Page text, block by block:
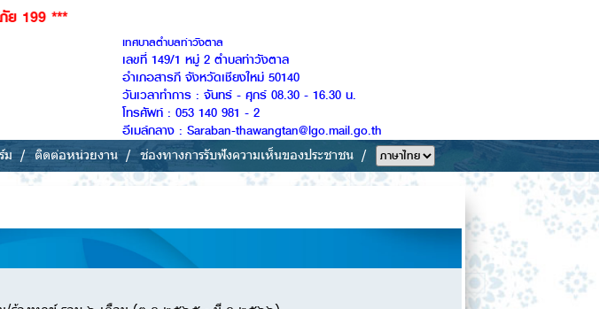
เทศบาลตำบลท่าวังตาล
เลขที่ 149/1 หมู่ 2 ตำบลท่าวังตาล
อำเภอสารภี จังหวัดเชียงใหม่ 50140
วันเวลาทำการ : จันทร์ - ศุกร์ 08.30 - 16.30 น.
โทรศัพท์ : 053 140 981 - 2
อีเมล์กลาง : Saraban-thawangtan@lgo.mail.go.th
ม ติดต่อหน่วยงาน ช่องทางการรับฟังความเห็นของประชาชน